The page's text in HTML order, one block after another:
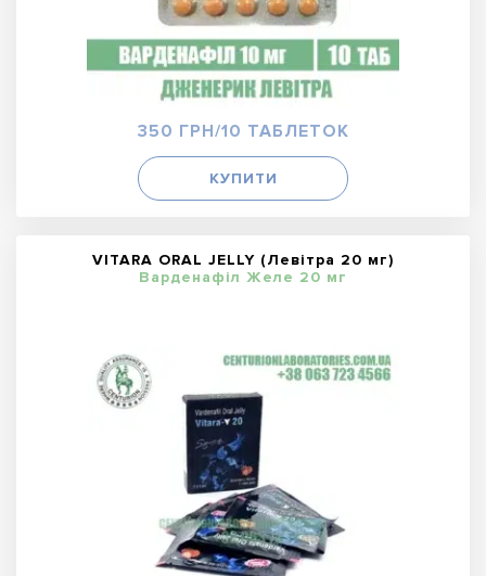
350 ГРН/10 ТАБЛЕТОК
КУПИТИ
VITARA ORAL JELLY (Левітра 20 мг)
Варденафіл Желе 20 мг